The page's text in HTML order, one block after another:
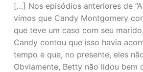
[…] Nos episódios anteriores de
vimos que Candy Montgomery
que teve um caso com seu
Candy contou que isso havia
tempo e que, no presente, eles
Obviamente, Betty não lidou bem